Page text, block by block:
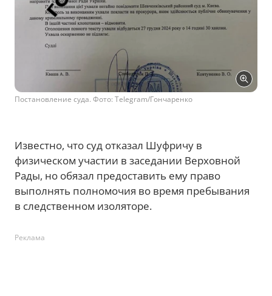
Постановление суда. Фото: Telegram/Гончаренко
Известно, что суд отказал Шуфричу в
физическом участии в заседании Верховной
Рады, но обязал предоставить ему право
выполнять полномочия во время пребывания
в следственном изоляторе.
Реклама